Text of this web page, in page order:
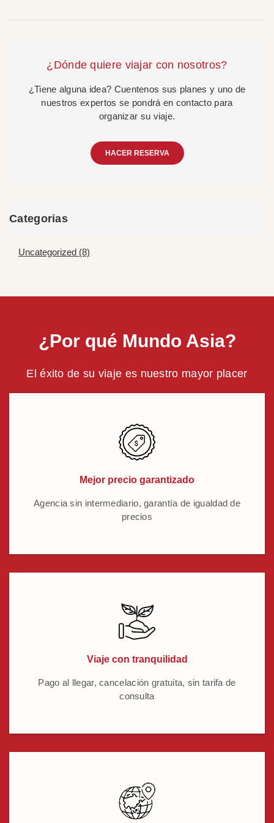
¿Dónde quiere viajar con nosotros?
¿Tiene alguna idea? Cuentenos sus planes y uno de
nuestros expertos se pondrá en contacto para
organizar su viaje.
HACER RESERVA
Categorias
Uncategorized (8)
¿Por qué Mundo Asia?
El éxito de su viaje es nuestro mayor placer
Mejor precio garantizado
Agencia sin intermediario, garantía de igualdad de
precios
Viaje con tranquilidad
Pago al llegar, cancelación gratuita, sin tarifa de
consulta